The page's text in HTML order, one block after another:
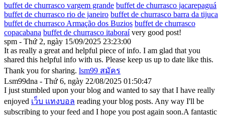
buffet de churrasco vargem grande buffet de churrasco jacarepaguá
buffet de churrasco rio de janeiro buffet de churrasco barra da tijuca
buffet de churrasco Armação dos Buzios buffet de churrasco
copacabana buffet de churrasco itaboraívery good post!
spm - Thứ 2, ngày 15/09/2025 23:23:00
It as really a great and helpful piece of info. I am glad that you
shared this helpful info with us. Please keep us up to date like this.
Thank you for sharing. lsm99 สมัคร
Lsm99dna - Thứ 6, ngày 22/08/2025 01:50:47
I just stumbled upon your blog and wanted to say that I have really
enjoyed เว็บ แทงบอล reading your blog posts. Any way I'll be
subscribing to your feed and I hope you post again soon.A fantastic